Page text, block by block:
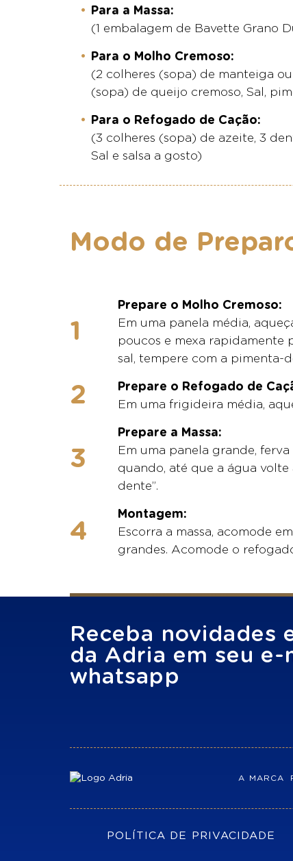
Para a Massa:
(1 embalagem de Bavette Grano
Para o Molho Cremoso:
(2 colheres (sopa) de manteiga
(sopa) de queijo cremoso, Sal,
Para o Refogado de Cação:
(3 colheres (sopa) de azeite, 3
Sal e salsa a gosto)
Modo de
Prepare o Molho Cremoso:
Em uma panela média,
poucos e mexa rapidamente
sal, tempere com a pimenta-
Prepare o Refogado de
Em uma frigideira média,
Prepare a Massa:
Em uma panela grande,
quando, até que a água
dente”.
Montagem:
Escorra a massa, acomode
grandes. Acomode o
Receba novidades
da Adria em seu e-
whatsapp
A MARCA
POLÍTICA DE PRIVACIDADE